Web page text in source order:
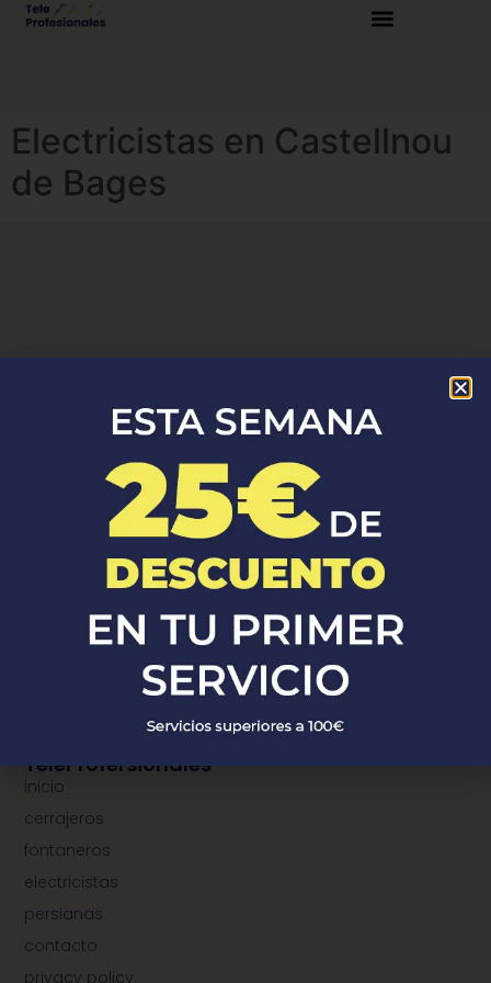
Electricistas en Castellnou
de Bages
TeleProfersionales
inicio
cerrajeros
fontaneros
electricistas
persianas
contacto
privacy policy
¿Donde Estamos?
¿dónde estamos?
municipios de cerrajeros
municipios de fontaneros
municipios de instalación de persianas